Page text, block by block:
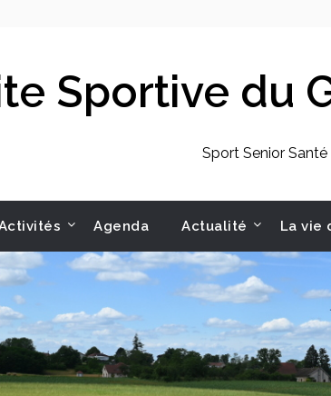
Sportive du
Sport Senior Santé
Agenda Actualité La vie